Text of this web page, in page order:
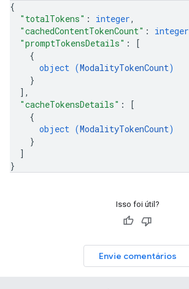
{
"totalTokens" : integer,
"cachedContentTokenCount" : integer
"promptTokensDetails" :
[
{
object (ModalityTokenCount)
}
] ,
"cacheTokensDetails" :
[
{
object (ModalityTokenCount)
}
]
}
Isso foi útil?
Envie comentários